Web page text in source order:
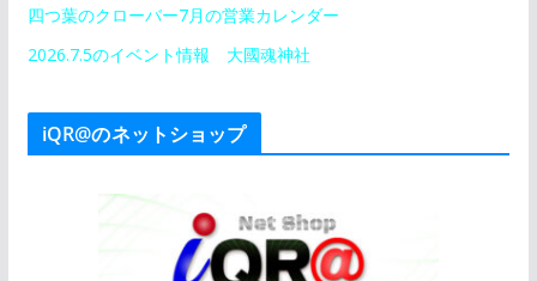
四つ葉のクローバー7月の営業カレンダー
2026.7.5のイベント情報 大國魂神社
iQR@のネットショップ